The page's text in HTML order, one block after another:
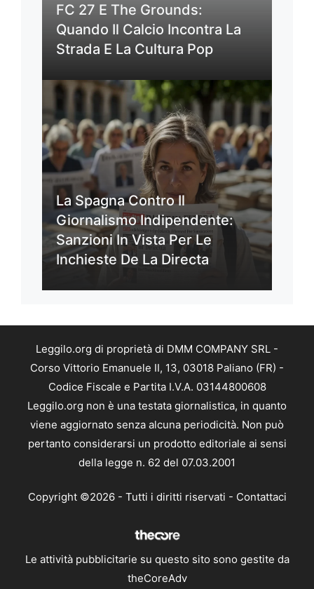
FC 27 E The Grounds:
Quando Il Calcio Incontra La
Strada E La Cultura Pop
La Spagna Contro Il
Giornalismo Indipendente:
Sanzioni In Vista Per Le
Inchieste De La Directa
Leggilo.org di proprietà di DMM COMPANY SRL -
Corso Vittorio Emanuele II, 13, 03018 Paliano (FR) -
Codice Fiscale e Partita I.V.A. 03144800608
Leggilo.org non è una testata giornalistica, in quanto
viene aggiornato senza alcuna periodicità. Non può
pertanto considerarsi un prodotto editoriale ai sensi
della legge n. 62 del 07.03.2001
Copyright ©2026 - Tutti i diritti riservati - Contattaci
Le attività pubblicitarie su questo sito sono gestite da
theCoreAdv